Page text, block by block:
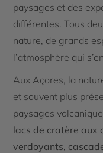
paysages et des
différentes. Tous
nature, de grands
l’atmosphère qui
Aux Açores, la
et souvent plus
paysages
lacs de cratère aux
verdoyants,